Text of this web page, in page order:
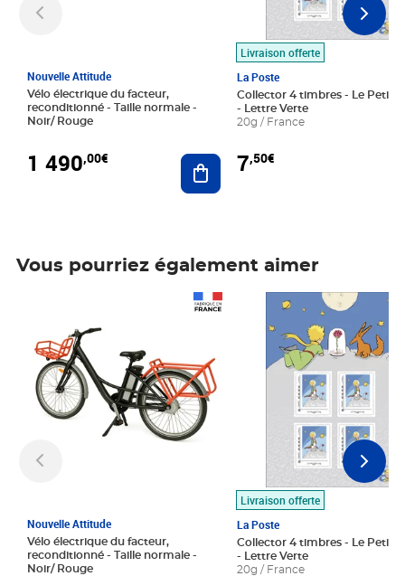
Nouvelle Attitude
Vélo électrique du facteur,
reconditionné - Taille normale -
Noir/ Rouge
1 490,00€ Ajouter au panier
Livraison offerte
La Poste
Collector 4 timbres - Le Petit
- Lettre Verte
20g / France
7,50€
Vous pourriez également aimer
Nouvelle Attitude
Vélo électrique du facteur,
reconditionné - Taille normale -
Noir/ Rouge
Livraison offerte
La Poste
Collector 4 timbres - Le Petit
- Lettre Verte
20g / France
Prix 7,50€